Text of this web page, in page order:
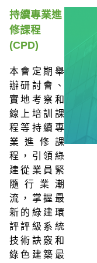
持續專業進
修課程
(CPD)
本會定期舉
辦研討會、
實地考察和
線上培訓課
程等持續專
業進修課
程，引領綠
建從業員緊
隨行業潮
流，掌握最
新的綠建環
評評級系統
技術訣竅和
綠色建築最